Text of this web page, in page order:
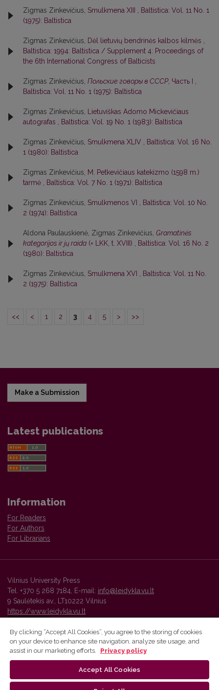
Zigmas Zinkevičius, Smulkmena XIII , Baltistica: Vol. 11 No. 1
(1975): Baltistica
Zigmas Zinkevičius, Dėl lietuvių bendrinės kalbos kilmės ,
Baltistica: 1994: Baltistica / Supplement 4: Proceedings of
the 6th International Congress of Balticists
Zigmas Zinkevičius, Польские говоры в СССР, Часть I ,
Baltistica: Vol. 11 No. 1 (1975): Baltistica
Zigmas Zinkevičius, Lietuviškas Adomo Mickevičiaus
autografas , Baltistica: Vol. 19 No. 1 (1983): Baltistica
Zigmas Zinkevičius, Smulkmena XLIV , Baltistica: Vol. 16 No.
1 (1980): Baltistica
Zigmas Zinkevičius, M. Petkevičiaus katekizmo (1598 m.)
tarmė , Baltistica: Vol. 7 No. 1 (1971): Baltistica
Zigmas Zinkevičius, Smulkmenos VI , Baltistica: Vol. 10 No.
2 (1974): Baltistica
Aldona Paulauskienė, Zigmas Zinkevičius, Gramatinės
kategorijos ir jų raida (= LKK, t. XVIII) , Baltistica: Vol. 16 No. 2
(1980): Baltistica
Zigmas Zinkevičius, Smulkmena XVI , Baltistica: Vol. 11 No.
2 (1975): Baltistica
<< < 1 2 3 4 5 > >>
Make a Submission
Latest publications
Information
For Readers
For Authors
For Librarians
Vilnius University Press
Tel. +370 5 268 7184, E-mail: info@leidykla.vu.lt
9 Saulėtekis av., LT10222 Vilnius
https://www.leidykla.vu.lt
Vilnius University Press platform and metadata are distributed by
By clicking “Accept All Cookies”, you agree to the storing of cookies
on your device to enhance site navigation, analyze site usage, and
assist in our marketing efforts.
Privacy policy
Accept All Cookies